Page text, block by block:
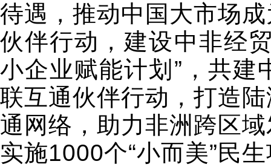
待遇，推动中国大市场
伙伴行动，建设中非经
小企业赋能计划”，共
联互通伙伴行动，打造
通网络，助力非洲跨区
实施1000个“小而美”民